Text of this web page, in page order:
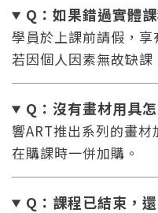
Q：如果錯過實體
學員於上課前請假，享
若因個人因素無故缺課
Q：沒有畫材用具
響ART推出系列的畫
在購課時一併加購。
Q：課程已結束，